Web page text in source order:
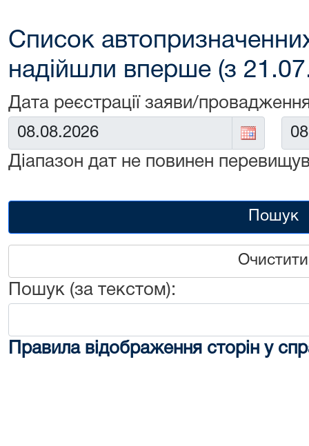
Список
надійшли вперше (з
Дата реєстрації заяви/
Від: До:
Діапазон дат не повинен
Пошук
Очистити
Пошук (за текстом):
Правила відображення сторін у